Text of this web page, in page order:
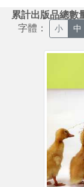
累計出版品總數
字體： 小 中